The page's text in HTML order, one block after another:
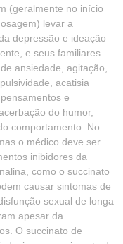
(geralmente no início
levar a
depressão e ideação
e seus familiares
ansiedade, agitação,
acatisia
e
do humor,
comportamento. No
o médico deve ser
inibidores da
como o succinato
causar sintomas de
sexual de longa
apesar da
O succinato de